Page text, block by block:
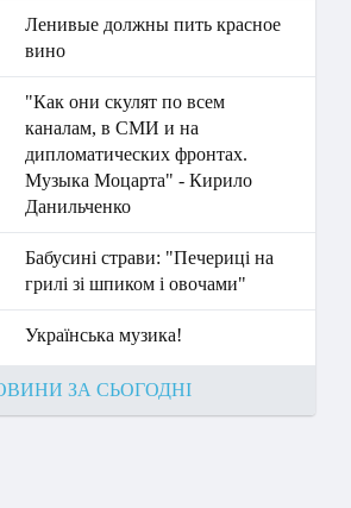
Ленивые должны пить красное
вино
"Как они скулят по всем
каналам, в СМИ и на
дипломатических фронтах.
Музыка Моцарта" - Кирило
Данильченко
Бабусині страви: "Печериці на
грилі зі шпиком і овочами"
Українська музика!
ЗА СЬОГОДНІ